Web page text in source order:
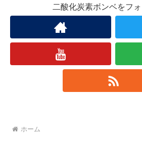
二酸化炭素ボンベをフ
ホーム